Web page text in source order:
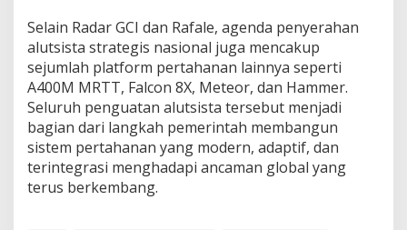
Selain Radar GCI dan Rafale, agenda penyerahan
alutsista strategis nasional juga mencakup
sejumlah platform pertahanan lainnya seperti
A400M MRTT, Falcon 8X, Meteor, dan Hammer.
Seluruh penguatan alutsista tersebut menjadi
bagian dari langkah pemerintah membangun
sistem pertahanan yang modern, adaptif, dan
terintegrasi menghadapi ancaman global yang
terus berkembang.